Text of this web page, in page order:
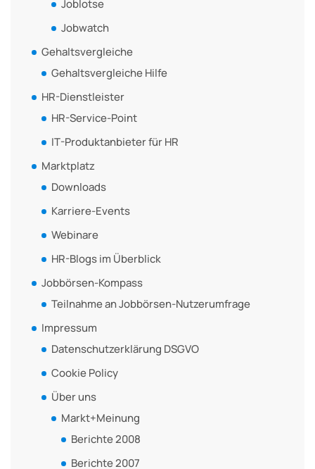
Joblotse
Jobwatch
Gehaltsvergleiche
Gehaltsvergleiche Hilfe
HR-Dienstleister
HR-Service-Point
IT-Produktanbieter für HR
Marktplatz
Downloads
Karriere-Events
Webinare
HR-Blogs im Überblick
Jobbörsen-Kompass
Teilnahme an Jobbörsen-Nutzerumfrage
Impressum
Datenschutzerklärung DSGVO
Cookie Policy
Über uns
Markt+Meinung
Berichte 2008
Berichte 2007